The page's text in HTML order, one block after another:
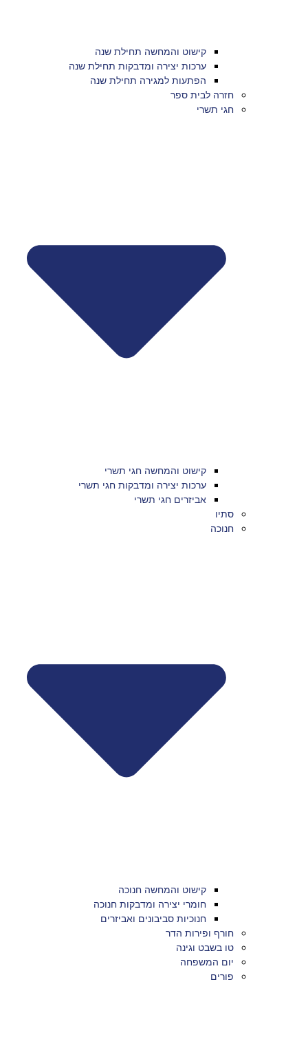
קישוט והמחשה תחילת שנה
ערכות יצירה ומדבקות תחילת שנה
הפתעות למגירה תחילת שנה
חזרה לבית ספר
חגי תשרי
קישוט והמחשה חגי תשרי
ערכות יצירה ומדבקות חגי תשרי
אביזרים חגי תשרי
סתיו
חנוכה
קישוט והמחשה חנוכה
חומרי יצירה ומדבקות חנוכה
חנוכיות סביבונים ואביזרים
חורף ופירות הדר
טו בשבט וגינה
יום המשפחה
פורים